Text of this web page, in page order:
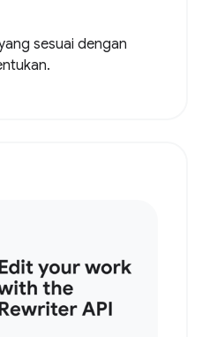
sesuai dengan